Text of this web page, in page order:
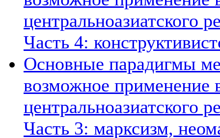
центральноазиатского
Часть 4:
Основные парадигмы
возможное применение
центральноазиатского
Часть 3: марксизм,